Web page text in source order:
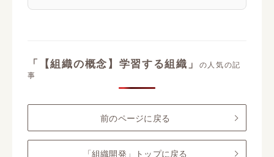
「【組織の概念】学習する組織」
の人気の記
事
前のページに戻る
「組織開発」トップに戻る